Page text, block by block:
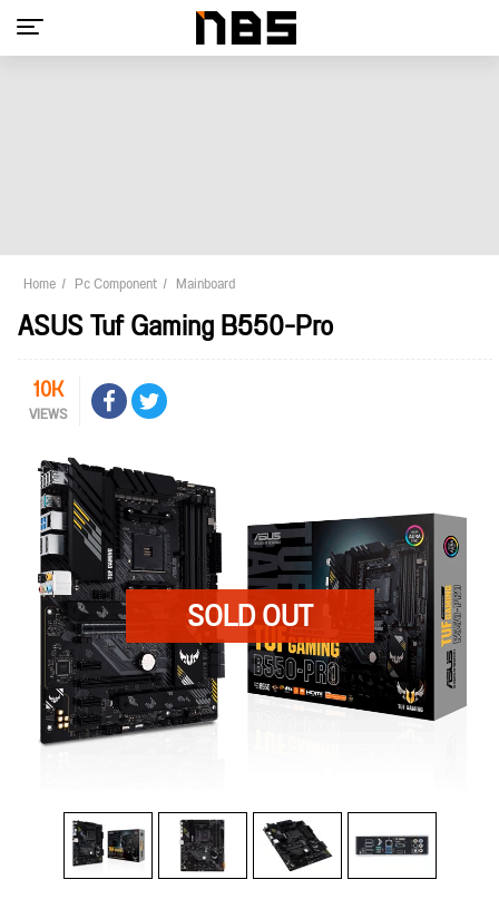
Home Pc Component Mainboard
ASUS Tuf Gaming B550-Pro
10K
VIEWS